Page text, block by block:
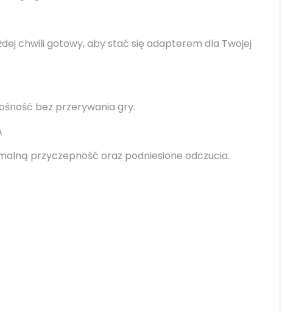
chwili gotowy, aby stać się adapterem dla Twojej
bez przerywania gry.
przyczepność oraz podniesione odczucia.